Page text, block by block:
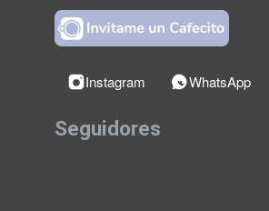
Instagram WhatsApp
Seguidores